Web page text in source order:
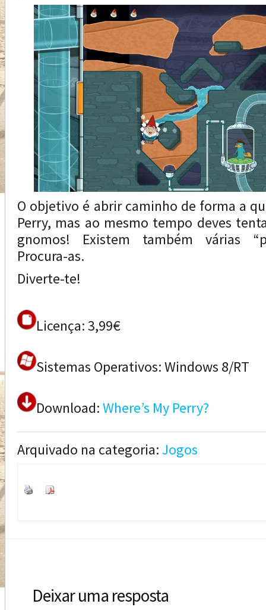
O objetivo é abrir caminho de forma a
Perry, mas ao mesmo tempo deves
gnomos! Existem também várias
Procura-as.
Diverte-te!
Licença: 3,99€
Sistemas Operativos: Windows 8/RT
Download:Where’s My Perry?
Arquivado na categoria:Jogos
Deixar uma resposta